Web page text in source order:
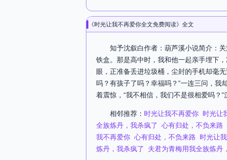
《时光让我不再爱你全文免费阅读》全文
知予沈叙白作者：葫芦溪小说简介：
铁盒。那是高中时，我和他一起亲手埋下
眼，正准备丢进垃圾桶，尘封的手机却毫
吗？有孩子了吗？幸福吗？”一连三问，我
着震惊，“我不相信，我们不是很相爱吗
相邻推荐： 时光让我不再爱你 时光让
全族炼丹，我杀疯了
心有归处，不负来路
我不再爱你 心有归处，不负来路 时光让
炼丹，我杀疯了
夫君为青梅用我全族炼丹